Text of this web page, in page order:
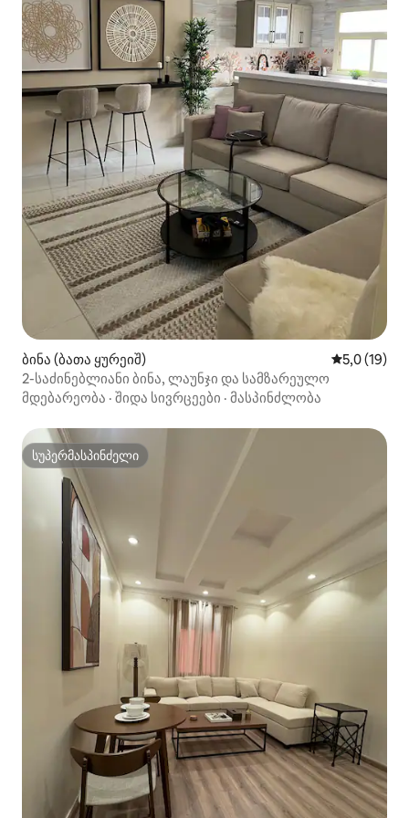
ბინა (ბათა ყურეიშ) საშუალო
5,0 (19)
2-საძინებლიანი ბინა, ლაუნჯი და სამზარეულო
მდებარეობა · შიდა სივრცეები · მასპინძლობა
სუპერმასპინძელი
სუპერმასპინძელი